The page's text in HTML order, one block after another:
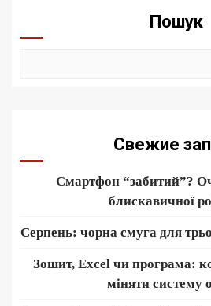
Пошук
Свежие
Смартфон “забитий”?
блискавичної
Серпень: чорна смуга для
Зошит, Excel чи програма:
міняти систему